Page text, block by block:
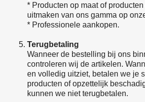
* Producten op maat of
uitmaken van ons gamma op
* Professionele aankopen.
Terugbetaling
Wanneer de bestelling bij ons
controleren wij de artikelen.
en volledig uitziet, betalen we je
producten of opzettelijk
kunnen we niet terugbetalen.